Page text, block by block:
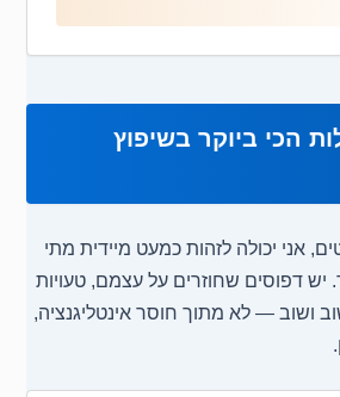
הכי ביוקר בשיפוץ
100 פרויקטים, אני יכולה לזהות כמעט מיידית מתי
יש דפוסים שחוזרים על עצמם, טעויות
ושוב — לא מתוך חוסר אינטליגנציה,